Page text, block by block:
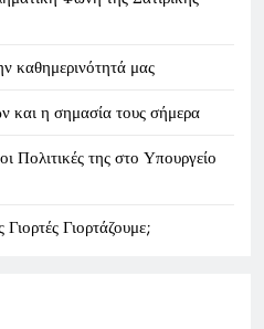
καθημερινότητά μας
και η σημασία τους σήμερα
Πολιτικές της στο Υπουργείο
Γιορτάζουμε;